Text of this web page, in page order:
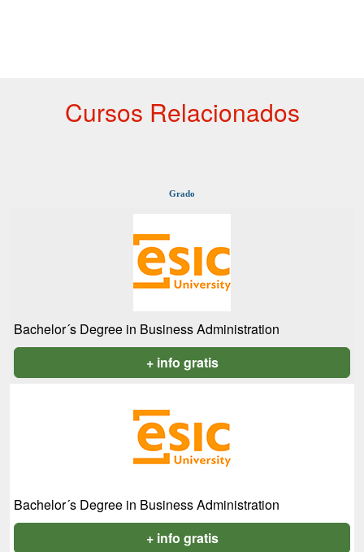
Cursos Relacionados
Grado
Bachelor´s Degree in Business Administration
+ info gratis
Bachelor´s Degree in Business Administration
+ info gratis